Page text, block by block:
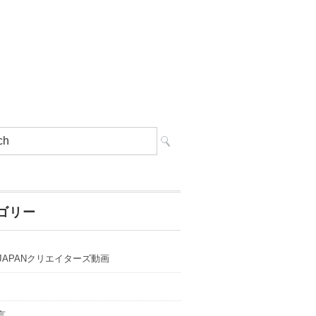
リー
クリエイターズ動画